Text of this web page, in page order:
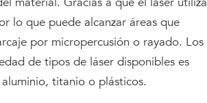
lo que puede alcanzar áreas que
por micropercusión o rayado. Los
de tipos de láser disponibles es
titanio o plásticos.